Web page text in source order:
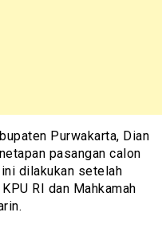
Purwakarta, Dian
pasangan calon
dilakukan setelah
RI dan Mahkamah